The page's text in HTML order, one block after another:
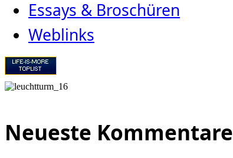
Essays & Broschüren
Weblinks
Neueste Kommentare